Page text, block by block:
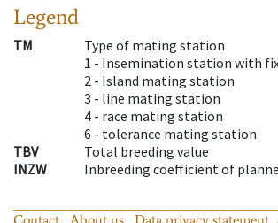
Legend
TM
Type of mating station
1 - Insemination station with
2 - Island mating station
3 - line mating station
4 - race mating station
6 - tolerance mating station
TBV
Total breeding value
INZW
Inbreeding coefficient of
Contact About us Data privacy statement